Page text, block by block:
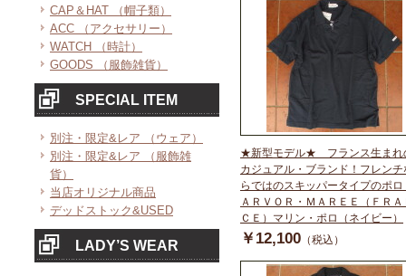
CAP＆HAT （帽子類）
ACC （アクセサリー）
WATCH （時計）
GOODS （服飾雑貨）
SPECIAL ITEM
別注・限定&レア （ウェア）
別注・限定&レア （服飾雑
貨）
当店オリジナル商品
デッドストック&USED
LADY’S WEAR
★新型モデル★ フランス生まれ
カジュアル・ブランド！フレンチ
らではのスキッパータイプのポロ
ＡＲＶＯＲ・ＭＡＲＥＥ（ＦＲＡ
ＣＥ）マリン・ポロ（ネイビー）
￥12,100 （税込）